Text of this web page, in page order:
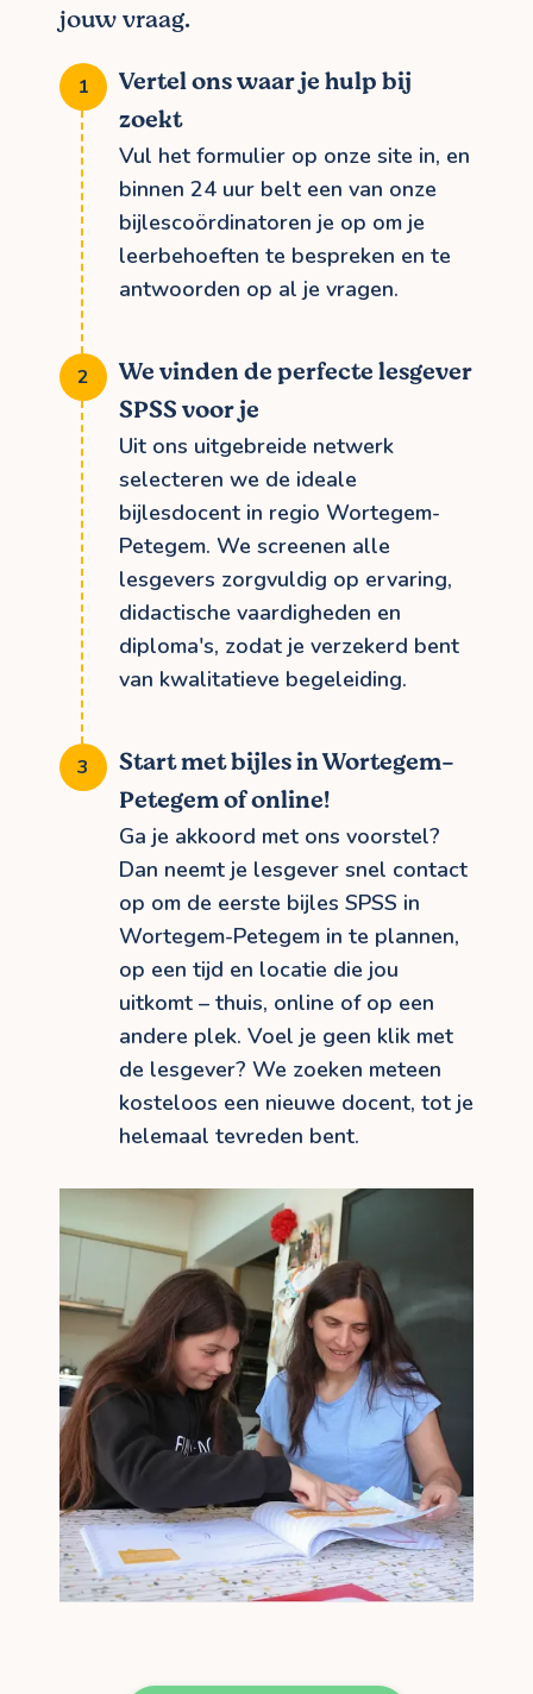
jouw vraag.
Vertel ons waar je hulp bij
zoekt
Vul het formulier op onze site in, en
binnen 24 uur belt een van onze
bijlescoördinatoren je op om je
leerbehoeften te bespreken en te
antwoorden op al je vragen.
We vinden de perfecte lesgever
SPSS voor je
Uit ons uitgebreide netwerk
selecteren we de ideale
bijlesdocent in regio Wortegem-
Petegem. We screenen alle
lesgevers zorgvuldig op ervaring,
didactische vaardigheden en
diploma's, zodat je verzekerd bent
van kwalitatieve begeleiding.
Start met bijles in Wortegem-
Petegem of online!
Ga je akkoord met ons voorstel?
Dan neemt je lesgever snel contact
op om de eerste bijles SPSS in
Wortegem-Petegem in te plannen,
op een tijd en locatie die jou
uitkomt – thuis, online of op een
andere plek. Voel je geen klik met
de lesgever? We zoeken meteen
kosteloos een nieuwe docent, tot je
helemaal tevreden bent.